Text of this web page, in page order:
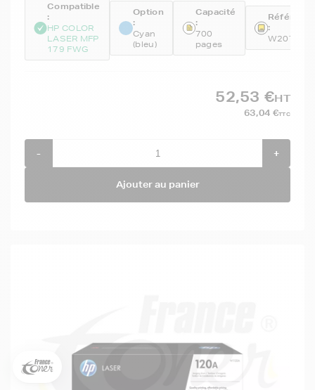
Compatible
:
HP COLOR
LASER MFP
179 FWG
Option
:
Cyan
(bleu)
Capacité
:
700
pages
:
W2071A
52,53 €HT
63,04 €TTC
- +
Ajouter au panier
Inscrivez-vous à notre newsletter, suivez notre actualité et
bénéficiez immédiatement
d’une remise de 5€sur votre 1ère
commande * !